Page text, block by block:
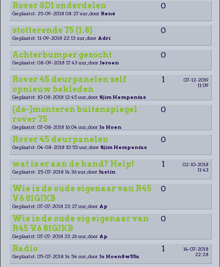
Rover SD1 onderdelen 0
Geplaatst: 25-09-2018 08:27 uur, door René
stotterende 75 (1.8) 0
Geplaatst: 11-09-2018 22:13 uur, door Adri
Achterbumper gezocht 0
Geplaatst: 08-09-2018 17:43 uur, door Jeroen
Rover 45 deurpanelen zelf
opnieuw bekleden
1
07-12-2019
11:09
Geplaatst: 10-08-2018 12:45 uur, door Sjim Hempenius
(de-)monteren buitenspiegel
rover 75
0
Geplaatst: 07-08-2018 16:04 uur, door Jo Hoen
Rover 45 deurpanelen 0
Geplaatst: 04-08-2018 10:55 uur, door Sjim Hempenius
wat is er aan de hand? Help! 1
02-10-2018
11:43
Geplaatst: 25-07-2018 14:36 uur, door Justin
Wie is de oude eigenaar van R45
V6 81GJKB
0
Geplaatst: 07-07-2018 23:27 uur, door Ap
Wie is de oude eig eigenaar van
R45 V6 81GJKB
0
Geplaatst: 07-07-2018 23:26 uur, door Ap
Radio 1
14-07-2018
22:28
Geplaatst: 05-07-2018 14:54 uur, door Jo Hoen8w55u